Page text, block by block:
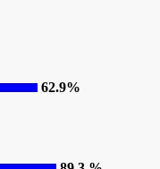
62.9%